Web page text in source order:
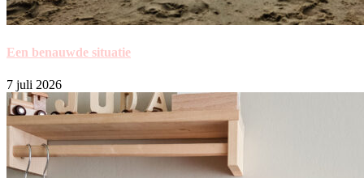
Een benauwde situatie
7 juli 2026